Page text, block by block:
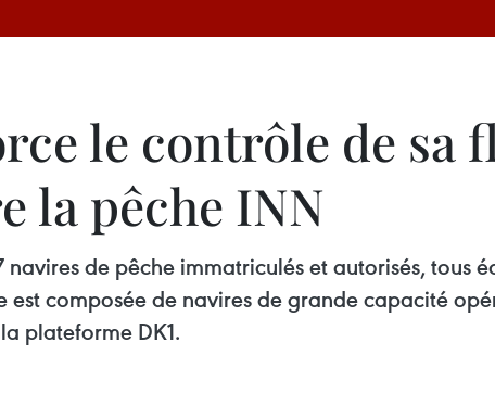
le contrôle de sa
la pêche INN
de pêche immatriculés et autorisés, tous
composée de navires de grande capacité
plateforme DK1.